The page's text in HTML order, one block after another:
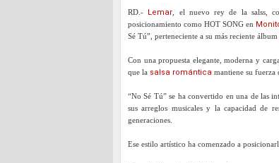
RD.- Lemar , el nuevo rey de la salss,
posicionamiento como HOT SONG en
Sé Tú”, perteneciente a su más reciente álbum
Con una propuesta elegante, moderna y
que la salsa romántica mantiene su fuerza
“No Sé Tú” se ha convertido en una de las
sus arreglos musicales y la capacidad de
generaciones.
Ese estilo artístico ha comenzado a